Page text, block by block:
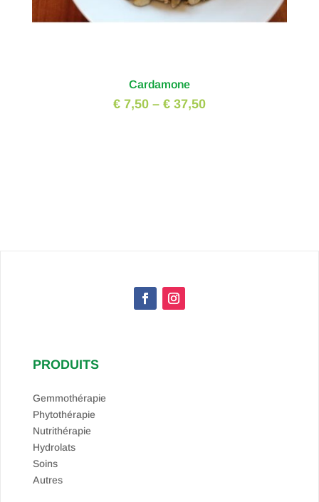
Cardamone
€ 7,50– € 37,50
PRODUITS
Gemmothérapie
Phytothérapie
Nutrithérapie
Hydrolats
Soins
Autres